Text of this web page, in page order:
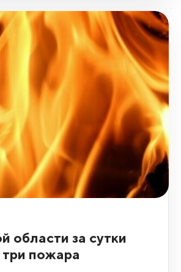
области за сутки
пожара